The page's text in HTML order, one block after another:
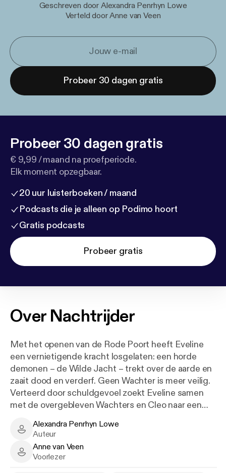
Geschreven door Alexandra Penrhyn Lowe
Verteld door Anne van Veen
Probeer 30 dagen gratis
Probeer 30 dagen gratis
€ 9,99 / maand na proefperiode.
Elk moment opzegbaar.
20 uur luisterboeken / maand
Podcasts die je alleen op Podimo hoort
Gratis podcasts
Probeer gratis
Over Nachtrijder
Met het openen van de Rode Poort heeft Eveline
een vernietigende kracht losgelaten: een horde
demonen – de Wilde Jacht – trekt over de aarde en
zaait dood en verderf. Geen Wachter is meer veilig.
Verteerd door schuldgevoel zoekt Eveline samen
met de overgebleven Wachters en Cleo naar een
sterker en moordt doelgericht de laatst overbleven
Wachters uit.
Al is Eveline nu ingewijd als volwaardig Wachter en
Alexandra Penrhyn Lowe - Author
Alexandra Penrhyn Lowe
Auteur
Anne van Veen - Narrator
Anne van Veen
Voorlezer